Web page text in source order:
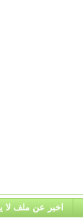
اخبر عن ملف لا